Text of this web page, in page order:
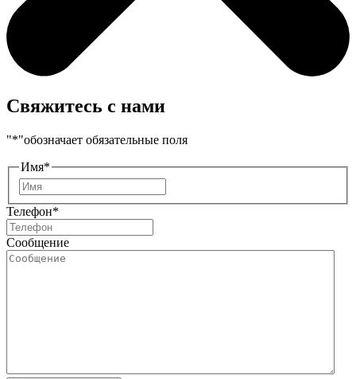
Свяжитесь с нами
"*"обозначает обязательные поля
Имя*
Телефон*
Сообщение